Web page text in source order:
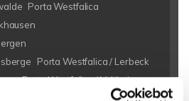
Porta Westfalica
Porta Westfalica / Lerbeck
Porta Westfalica / Veltheim
Vlotho